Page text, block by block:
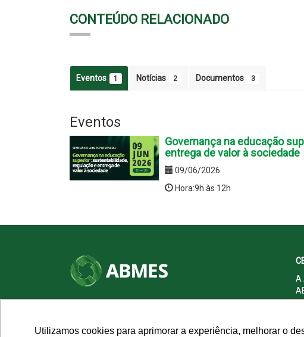
Utilizamos cookies para aprimorar a experiência, melhorar o
CONTEÚDO RELACIONADO
Eventos 1 Notícias 2 Documentos 3
Eventos
Governança na educação
entrega de valor à sociedade
09/06/2026
Hora:9h às 12h
CEP: 70.701-060 - Asa Norte, Brasília/DF
A